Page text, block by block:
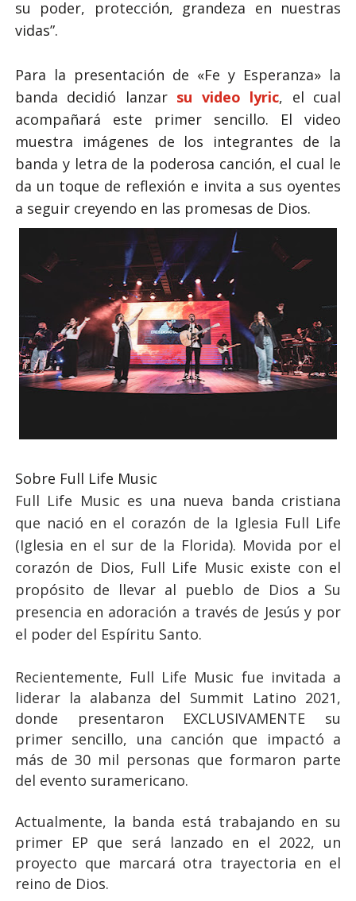
su poder, protección, grandeza en nuestras
vidas”.
Para la presentación de «Fe y Esperanza» la
banda decidió lanzar su video lyric, el cual
acompañará este primer sencillo. El video
muestra imágenes de los integrantes de la
banda y letra de la poderosa canción, el cual le
da un toque de reflexión e invita a sus oyentes
a seguir creyendo en las promesas de Dios.
Sobre Full Life Music
Full Life Music es una nueva banda cristiana
que nació en el corazón de la Iglesia Full Life
(Iglesia en el sur de la Florida). Movida por el
corazón de Dios, Full Life Music existe con el
propósito de llevar al pueblo de Dios a Su
presencia en adoración a través de Jesús y por
el poder del Espíritu Santo.
Recientemente, Full Life Music fue invitada a
liderar la alabanza del Summit Latino 2021,
donde presentaron EXCLUSIVAMENTE su
primer sencillo, una canción que impactó a
más de 30 mil personas que formaron parte
del evento suramericano.
Actualmente, la banda está trabajando en su
primer EP que será lanzado en el 2022, un
proyecto que marcará otra trayectoria en el
reino de Dios.